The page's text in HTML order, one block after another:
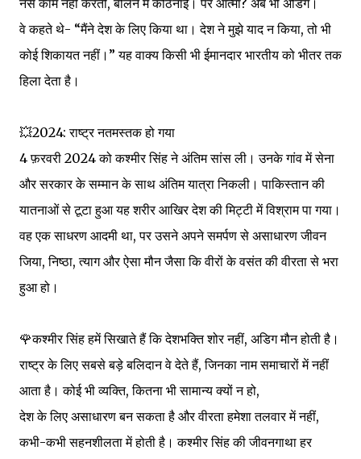
नसें काम नहीं करतीं, बोलने में कठिनाई। पर आत्मा? अब भी अडिग।
वे कहते थे- “मैंने देश के लिए किया था। देश ने मुझे याद न किया, तो भी
कोई शिकायत नहीं।” यह वाक्य किसी भी ईमानदार भारतीय को भीतर तक
हिला देता है।
💥2024: राष्ट्र नतमस्तक हो गया
4 फ़रवरी 2024 को कश्मीर सिंह ने अंतिम सांस ली। उनके गांव में सेना
और सरकार के सम्मान के साथ अंतिम यात्रा निकली। पाकिस्तान की
यातनाओं से टूटा हुआ यह शरीर आखिर देश की मिट्टी में विश्राम पा गया।
वह एक साधरण आदमी था, पर उसने अपने समर्पण से असाधारण जीवन
जिया, निष्ठा, त्याग और ऐसा मौन जैसा कि वीरों के वसंत की वीरता से भरा
हुआ हो।
🌹कश्मीर सिंह हमें सिखाते हैं कि देशभक्ति शोर नहीं, अडिग मौन होती है।
राष्ट्र के लिए सबसे बड़े बलिदान वे देते हैं, जिनका नाम समाचारों में नहीं
आता है। कोई भी व्यक्ति, कितना भी सामान्य क्यों न हो,
देश के लिए असाधारण बन सकता है और वीरता हमेशा तलवार में नहीं,
कभी-कभी सहनशीलता में होती है। कश्मीर सिंह की जीवनगाथा हर